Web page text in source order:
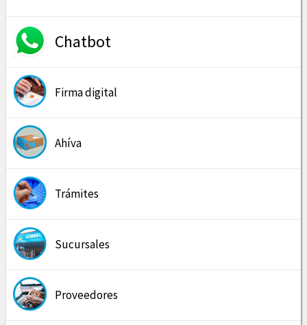
Chatbot
Firma digital
Ahíva
Trámites
Sucursales
Proveedores